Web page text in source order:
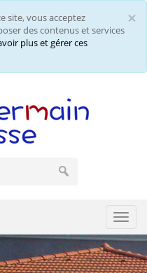
×
site, vous acceptez
des contenus et services
plus et gérer ces